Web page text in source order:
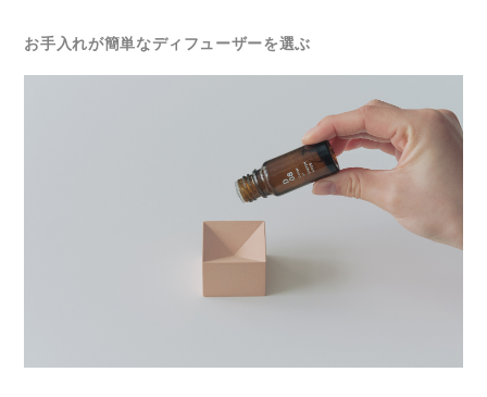
お手入れが簡単なディフューザーを選ぶ